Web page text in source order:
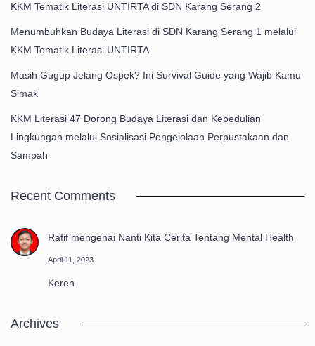
KKM Tematik Literasi UNTIRTA di SDN Karang Serang 2
Menumbuhkan Budaya Literasi di SDN Karang Serang 1 melalui
KKM Tematik Literasi UNTIRTA
Masih Gugup Jelang Ospek? Ini Survival Guide yang Wajib Kamu
Simak
KKM Literasi 47 Dorong Budaya Literasi dan Kepedulian
Lingkungan melalui Sosialisasi Pengelolaan Perpustakaan dan
Sampah
Recent Comments
Rafifmengenai Nanti Kita Cerita Tentang Mental Health
April 11, 2023
Keren
Archives